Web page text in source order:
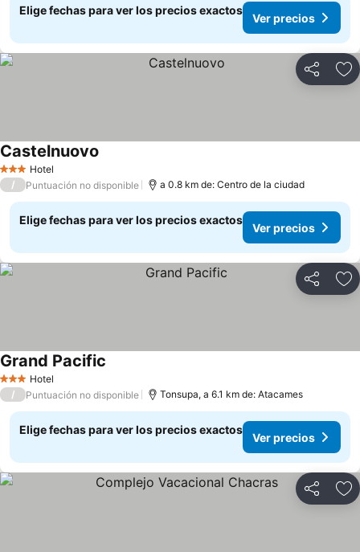
Elige fechas para ver los precios exactos
Ver precios
Compartir
3 Estrellas
Hotel
Castelnuovo
/ Puntuación no disponible a 0.8 km de: Centro de la ciudad
Elige fechas para ver los precios exactos
Ver precios
Compartir
3 Estrellas
Hotel
Grand Pacific
/ Puntuación no disponible Tonsupa, a 6.1 km de: Atacames
Elige fechas para ver los precios exactos
Ver precios
Compartir